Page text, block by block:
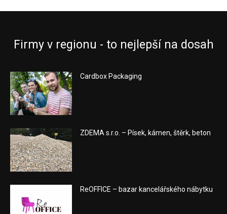
Firmy v regionu - to nejlepší na dosah
Cardbox Packaging
ZDEMA s.r.o. – Písek, kámen, štěrk, beton
ReOFFICE – bazar kancelářského nábytku